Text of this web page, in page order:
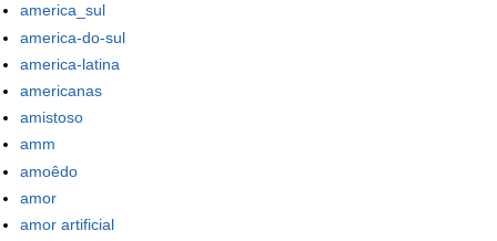
america_sul
america-do-sul
america-latina
americanas
amistoso
amm
amoêdo
amor
amor artificial